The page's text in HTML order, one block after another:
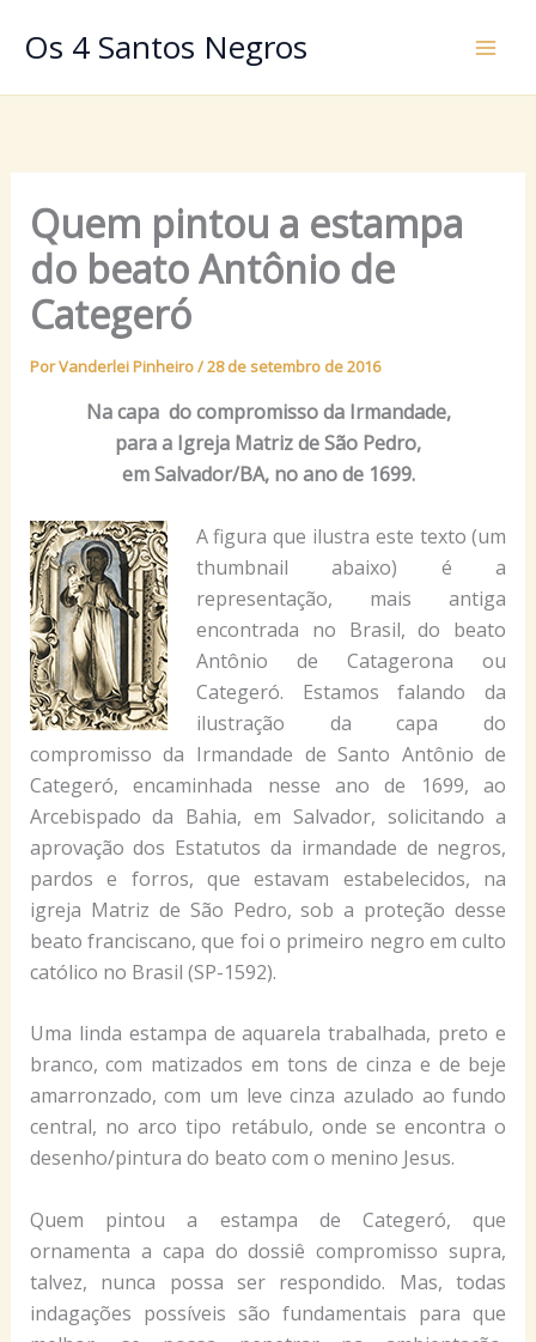
paraOs 4 Santos Negros
Quem pintou a estampa
do beato Antônio de
Categeró
PorVanderlei Pinheiro/28 de setembro de 2016
Na capa do compromisso da Irmandade,
para a Igreja Matriz de São Pedro,
em Salvador/BA, no ano de 1699.
A figura que ilustra este texto (um
thumbnail abaixo) é a
representação, mais antiga
encontrada no Brasil, do beato
Antônio de Catagerona ou
Categeró. Estamos falando da
ilustração da capa do
compromisso da Irmandade de Santo Antônio de
Categeró, encaminhada nesse ano de 1699, ao
Arcebispado da Bahia, em Salvador, solicitando a
aprovação dos Estatutos da irmandade de negros,
pardos e forros, que estavam estabelecidos, na
igreja Matriz de São Pedro, sob a proteção desse
beato franciscano, que foi o primeiro negro em culto
católico no Brasil (SP-1592).
Uma linda estampa de aquarela trabalhada, preto e
branco, com matizados em tons de cinza e de beje
amarronzado, com um leve cinza azulado ao fundo
central, no arco tipo retábulo, onde se encontra o
desenho/pintura do beato com o menino Jesus.
Quem pintou a estampa de Categeró, que
ornamenta a capa do dossiê compromisso supra,
talvez, nunca possa ser respondido. Mas, todas
indagações possíveis são fundamentais para que